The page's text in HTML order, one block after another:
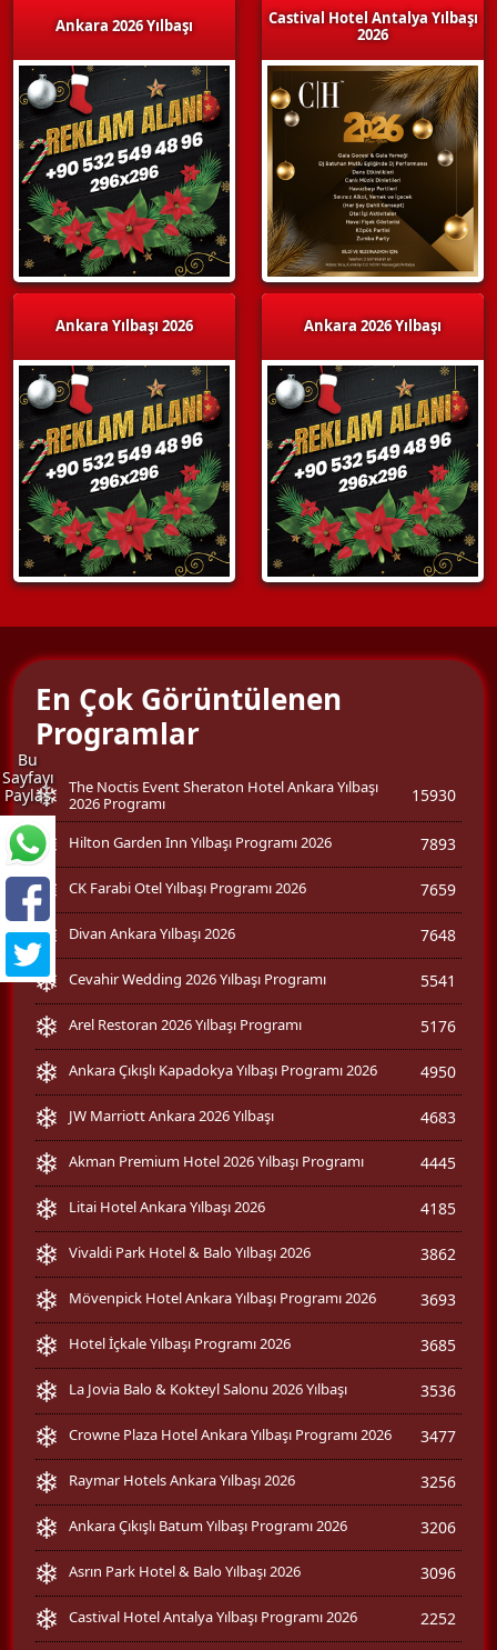
Ankara 2026 Yılbaşı
Ankara Yılbaşı 2026
Castival Hotel Antalya Yılbaşı
2026
Ankara 2026 Yılbaşı
Bu
Sayfayı
Paylaş
En Çok Görüntülenen
Programlar
The Noctis Event Sheraton Hotel Ankara Yılbaşı
2026 Programı
15930
Hilton Garden Inn Yılbaşı Programı 2026 7893
CK Farabi Otel Yılbaşı Programı 2026 7659
Divan Ankara Yılbaşı 2026 7648
Cevahir Wedding 2026 Yılbaşı Programı 5541
Arel Restoran 2026 Yılbaşı Programı 5176
Ankara Çıkışlı Kapadokya Yılbaşı Programı 2026 4950
JW Marriott Ankara 2026 Yılbaşı 4683
Akman Premium Hotel 2026 Yılbaşı Programı 4445
Litai Hotel Ankara Yılbaşı 2026 4185
Vivaldi Park Hotel & Balo Yılbaşı 2026 3862
Mövenpick Hotel Ankara Yılbaşı Programı 2026 3693
Hotel İçkale Yılbaşı Programı 2026 3685
La Jovia Balo & Kokteyl Salonu 2026 Yılbaşı 3536
Crowne Plaza Hotel Ankara Yılbaşı Programı 2026 3477
Raymar Hotels Ankara Yılbaşı 2026 3256
Ankara Çıkışlı Batum Yılbaşı Programı 2026 3206
Asrın Park Hotel & Balo Yılbaşı 2026 3096
Castival Hotel Antalya Yılbaşı Programı 2026 2252